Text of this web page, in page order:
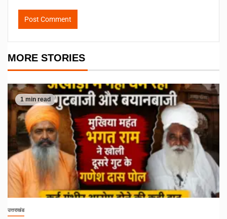
MORE STORIES
1 min read
उत्तराखंड